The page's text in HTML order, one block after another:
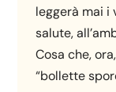
leggerà mai i
salute,
Cosa che,
“bollette